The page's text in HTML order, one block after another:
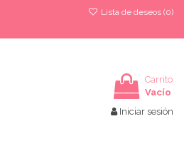
Lista de deseos (0)
Carrito
Vacío
Iniciar sesión